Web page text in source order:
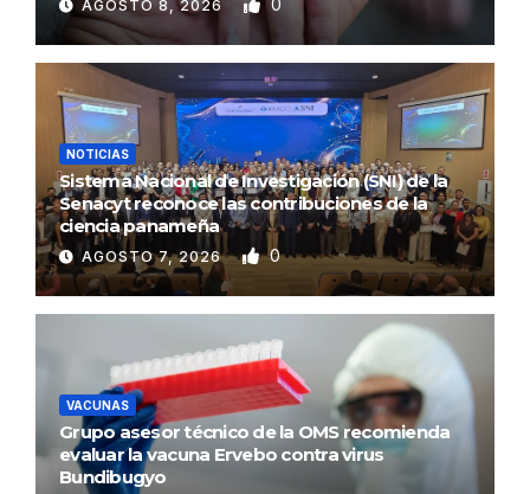
AGOSTO 8, 2026
NOTICIAS
Sistema Nacional de Investigación (SNI) de la
Senacyt reconoce las contribuciones de la
ciencia panameña
AGOSTO 7, 2026 0
VACUNAS
Grupo asesor técnico de la OMS recomienda
evaluar la vacuna Ervebo contra virus
Bundibugyo